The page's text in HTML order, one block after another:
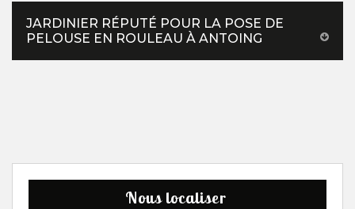
JARDINIER RÉPUTÉ POUR LA POSE DE
PELOUSE EN ROULEAU À ANTOING
Nous localiser